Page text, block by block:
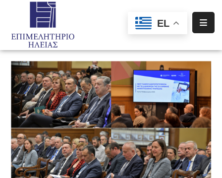
EL
Αρχική
Υπηρεσίες
Ενημέρωση
Σύλλογοι
Σωματεία
Ειδική
Πληροφόρηση